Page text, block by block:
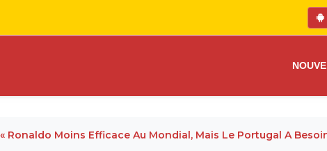
Ronaldo Moins Efficace Au Mondial, Mais Le Portugal A